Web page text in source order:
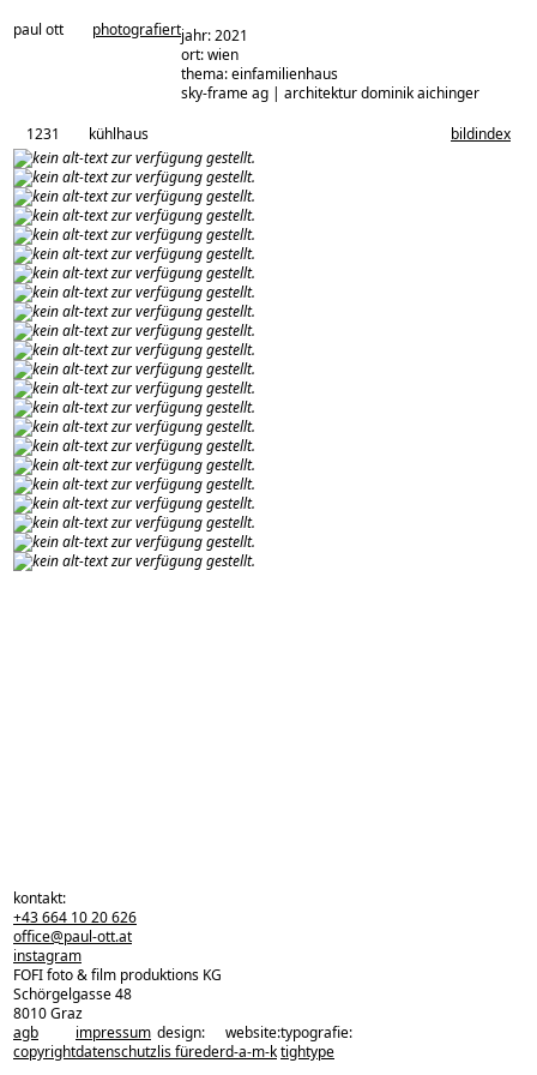
paul ott photografiertjahr: 2021
ort: wien
thema: einfamilienhaus
architekturbüro:
sky-frame ag | architektur dominik aichinger
1231 kühlhaus bildindex
zurück zu den projekten
kontakt:
+43 664 10 20 626
office@paul-ott.at
instagram
FOFI foto & film produktions KG
Schörgelgasse 48
8010 Graz
agb
copyright
impressum
datenschutz
design:
lis füreder
website:
d-a-m-k
typografie:
tightype